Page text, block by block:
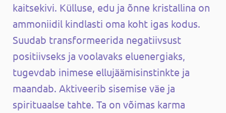
kaitsekivi. Külluse, edu ja õnne kristallina on
ammoniidil kindlasti oma koht igas kodus.
Suudab transformeerida negatiivsust
positiivseks ja voolavaks eluenergiaks,
tugevdab inimese ellujäämisinstinkte ja
maandab. Aktiveerib sisemise väe ja
spirituaalse tahte. Ta on võimas karma